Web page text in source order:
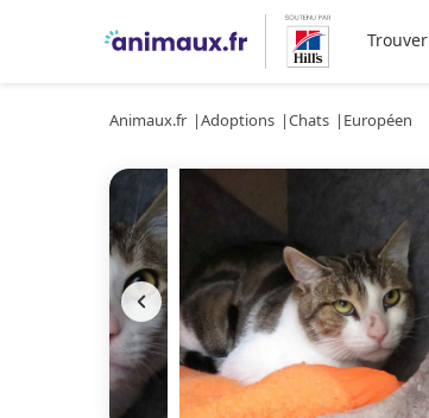
Animaux.fr Adoptions Chats Européen